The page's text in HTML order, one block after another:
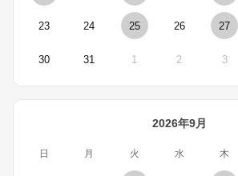
23 24 25 26 27
30 31 1 2 3
2026年9月
日 月 火 水 木